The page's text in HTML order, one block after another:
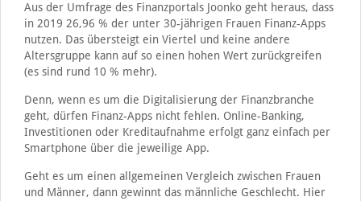
Aus der Umfrage des Finanzportals Joonko geht heraus, dass
in 2019 26,96 % der unter 30-jährigen Frauen Finanz-Apps
nutzen. Das übersteigt ein Viertel und keine andere
Altersgruppe kann auf so einen hohen Wert zurückgreifen
(es sind rund 10 % mehr).
Denn, wenn es um die Digitalisierung der Finanzbranche
geht, dürfen Finanz-Apps nicht fehlen. Online-Banking,
Investitionen oder Kreditaufnahme erfolgt ganz einfach per
Smartphone über die jeweilige App.
Geht es um einen allgemeinen Vergleich zwischen Frauen
und Männer, dann gewinnt das männliche Geschlecht. Hier